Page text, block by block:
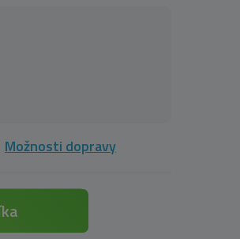
Možnosti dopravy